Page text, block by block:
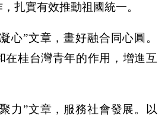
扎實有效推動祖國統一。
心”文章，畫好融合同心圓。
在桂台灣青年的作用，增進互
力”文章，服務社會發展。以